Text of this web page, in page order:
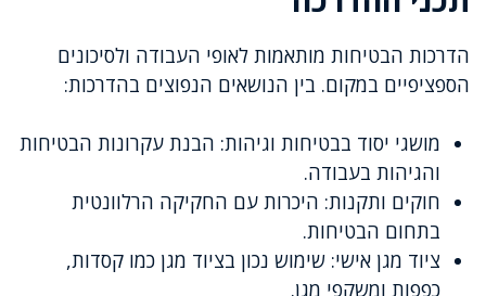
הדרכות הבטיחות מותאמות לאופי העבודה ולסיכונים
הספציפיים במקום. בין הנושאים הנפוצים בהדרכות:
מושגי יסוד בבטיחות וגיהות: הבנת עקרונות הבטיחות
והגיהות בעבודה.
חוקים ותקנות: היכרות עם החקיקה הרלוונטית
בתחום הבטיחות.
ציוד מגן אישי: שימוש נכון בציוד מגן כמו קסדות,
כפפות ומשקפי מגן.